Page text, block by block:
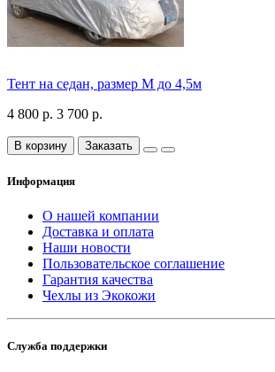
Тент на седан, размер М до 4,5м
4 800 р. 3 700 р.
В корзину Заказать
Информация
О нашей компании
Доставка и оплата
Наши новости
Пользовательское соглашение
Гарантия качества
Чехлы из Экокожи
Служба поддержки